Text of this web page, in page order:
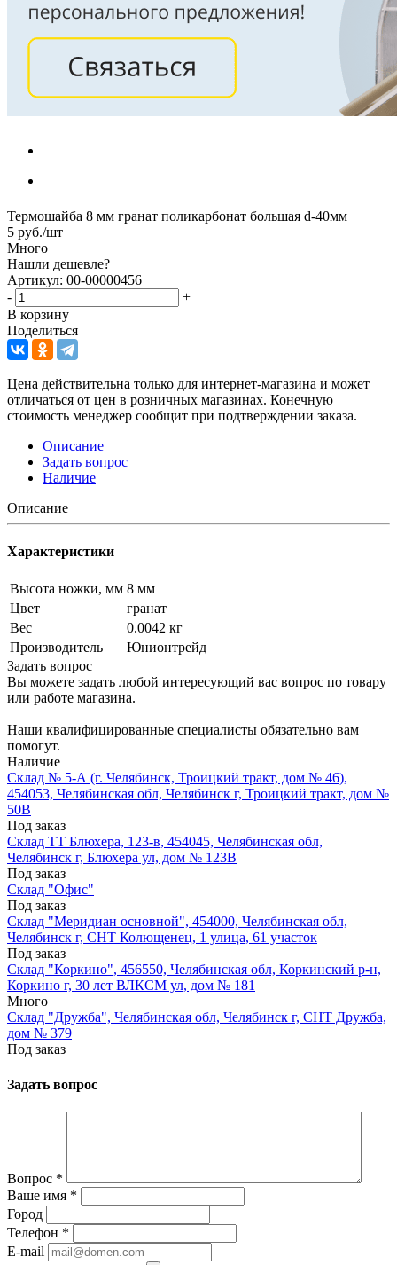
Термошайба 8 мм гранат поликарбонат большая d-40мм
5 руб./шт
Много
Нашли дешевле?
Артикул: 00-00000456
-
+
В корзину
Поделиться
Цена действительна только для интернет-магазина и может
отличаться от цен в розничных магазинах. Конечную
стоимость менеджер сообщит при подтверждении заказа.
Описание
Задать вопрос
Наличие
Описание
Характеристики
Высота ножки, мм 8 мм
Цвет
гранат
Вес
0.0042 кг
Производитель
Юнионтрейд
Задать вопрос
Вы можете задать любой интересующий вас вопрос по товару
или работе магазина.
Наши квалифицированные специалисты обязательно вам
помогут.
Наличие
Склад № 5-А (г. Челябинск, Троицкий тракт, дом № 46),
454053, Челябинская обл, Челябинск г, Троицкий тракт, дом №
50В
Под заказ
Склад ТТ Блюхера, 123-в, 454045, Челябинская обл,
Челябинск г, Блюхера ул, дом № 123В
Под заказ
Склад "Офис"
Под заказ
Склад "Меридиан основной", 454000, Челябинская обл,
Челябинск г, СНТ Колющенец, 1 улица, 61 участок
Под заказ
Склад "Коркино", 456550, Челябинская обл, Коркинский р-н,
Коркино г, 30 лет ВЛКСМ ул, дом № 181
Много
Склад "Дружба", Челябинская обл, Челябинск г, СНТ Дружба,
дом № 379
Под заказ
Задать вопрос
Вопрос *
Ваше имя *
Город
Телефон *
E-mail